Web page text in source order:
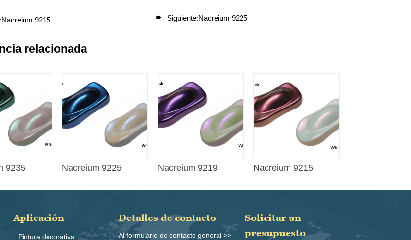
Nacreium 9215  Siguiente:Nacreium 9225
relacionada
9235 Nacreium 9225 Nacreium 9219 Nacreium 9215
Aplicación
Pintura decorativa
Detalles de contacto
Al formulario de contacto general >>
Solicitar un
presupuesto